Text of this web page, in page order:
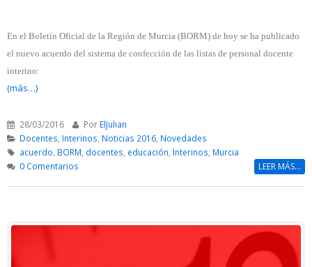
En el Boletín Oficial de la Región de Murcia (BORM) de hoy se ha publicado
el nuevo acuerdo del sistema de confección de las listas de personal docente
interino:
(más…)
28/03/2016 Por ElJulian
Docentes, Interinos, Noticias 2016, Novedades
acuerdo, BORM, docentes, educación, Interinos, Murcia
0 Comentarios
LEER MÁS...